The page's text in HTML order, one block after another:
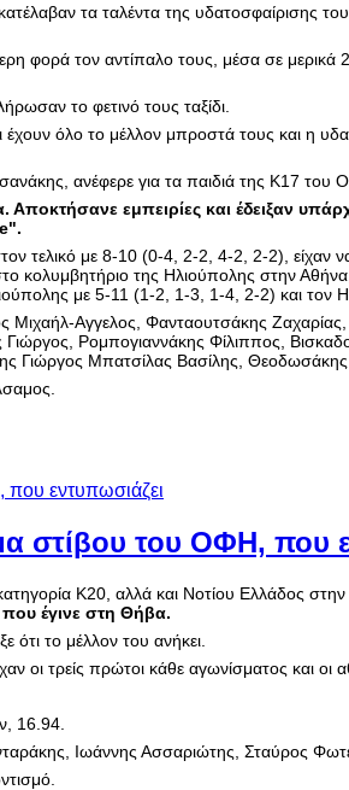
κατέλαβαν τα ταλέντα της υδατοσφαίρισης
φορά τον αντίπαλο τους, μέσα σε
το φετινό τους ταξίδι.
έχουν όλο το μέλλον μπροστά τους και η
ανέφερε για τα παιδιά της Κ17 του
Αποκτήσανε εμπειρίες και έδειξαν
τελικό με 8-10 (0-4, 2-2, 4-2, 2-2), είχαν
κολυμβητήριο της Ηλιούπολης στην
με 5-11 (1-2, 1-3, 1-4, 2-2) και τον
Μιχαήλ-Αγγελος, Φανταουτσάκης
Ρομπογιαννάκης Φίλιππος,
Γιώργος Μπατσίλας Βασίλης,
στίβου του ΟΦΗ, που
Κ20, αλλά και Νοτίου Ελλάδος
έγινε στη Θήβα.
ότι το μέλλον του ανήκει.
οι τρείς πρώτοι κάθε αγωνίσματος και
16.94.
Ιωάννης Ασσαριώτης, Σταύρος